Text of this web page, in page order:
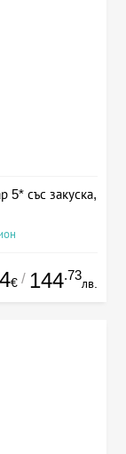
5* със закуска,
€ / 144.73
лв.